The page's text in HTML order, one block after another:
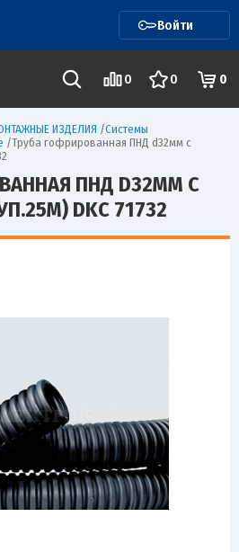
Войти
0 0 0
ИЗДЕЛИЯ /Системы
/Труба гофрированная ПНД d32мм с
ПНД D32ММ С
DKC 71732